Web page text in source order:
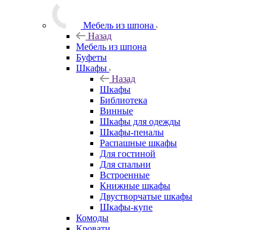
Мебель из шпона
Назад
Мебель из шпона
Буфеты
Шкафы
Назад
Шкафы
Библиотека
Винные
Шкафы для одежды
Шкафы-пеналы
Распашные шкафы
Для гостиной
Для спальни
Встроенные
Книжные шкафы
Двустворчатые шкафы
Шкафы-купе
Комоды